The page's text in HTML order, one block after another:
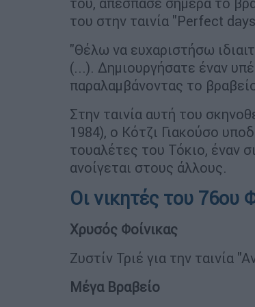
του στην ταινία "Perfect
"Θέλω να ευχαριστήσω
(...). Δημιουργήσατε έναν
παραλαμβάνοντας το
Στην ταινία αυτή του
1984), ο Κότζι Γιακούσο
τουαλέτες του Τόκιο, έναν
ανοίγεται στους άλλους.
Οι νικητές του 76ου
Χρυσός Φοίνικας
Ζυστίν Τριέ για την ταινία
Μέγα Βραβείο